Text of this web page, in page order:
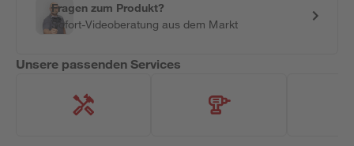
Fragen zum Produkt?
Sofort-Videoberatung aus dem Markt
Unsere passenden Services